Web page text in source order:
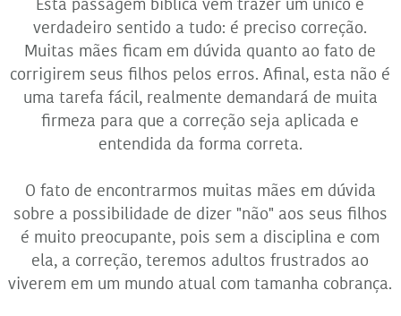
verdadeiro sentido a tudo: é preciso correção.
Muitas mães ficam em dúvida quanto ao fato de
corrigirem seus filhos pelos erros. Afinal, esta não é
uma tarefa fácil, realmente demandará de muita
firmeza para que a correção seja aplicada e
entendida da forma correta.
O fato de encontrarmos muitas mães em dúvida
sobre a possibilidade de dizer "não" aos seus filhos
é muito preocupante, pois sem a disciplina e com
ela, a correção, teremos adultos frustrados ao
viverem em um mundo atual com tamanha cobrança.